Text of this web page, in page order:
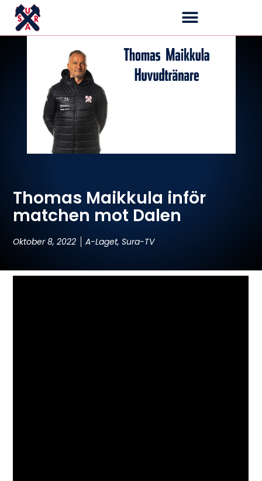
Thomas Maikkula inför
matchen mot Dalen
Oktober 8, 2022 A-Laget,Sura-TV